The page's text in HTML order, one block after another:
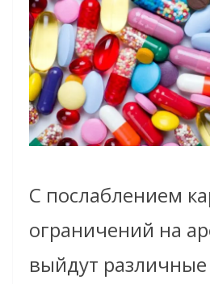
С послаблением
ограничений на
выйдут различные